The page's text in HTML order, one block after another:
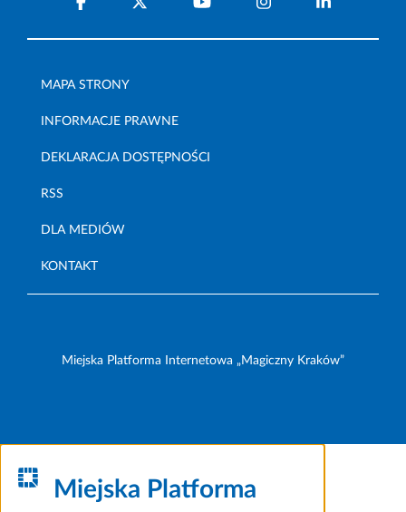
MAPA STRONY
INFORMACJE PRAWNE
DEKLARACJA DOSTĘPNOŚCI
RSS
DLA MEDIÓW
KONTAKT
Miejska Platforma Internetowa „Magiczny Kraków”
Miejska Platforma